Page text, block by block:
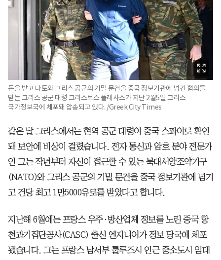
돈을 받고 나토와 그리스 공군의 기밀 문건을 중국 정보기관에 넘긴 혐의를
받는 그리스 공군 대령 크리스토스 플레사스가 지난 2월5일 그리스
국가정보국에 체포돼 압송되고 있다. /Greek City Times
같은 달 그리스에서는 현역 공군 대령이 중국 스파이로 확인
돼 보안에 비상이 걸렸습니다. 전자 통신과 암호 분야 전문가
인 그는 작년부터 자신이 접근할 수 있는 북대서양조약기구
(NATO)와 그리스 공군의 기밀 문건을 중국 정보기관에 넘기
고 건당 최고 1만5000유로를 받았다고 합니다.
지난해 6월에는 프랑스 우주·방산업체 정보를 노린 중국 항
천과기집단공사(CASC) 출신 엔지니어가 정보 당국에 체포
됐습니다. 그는 프랑스 남서부 툴루즈시 인근 중소도시 임대